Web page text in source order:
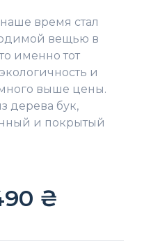
время стал
вещью в
именно тот
и
выше цены.
дерева бук,
и покрытый
₴